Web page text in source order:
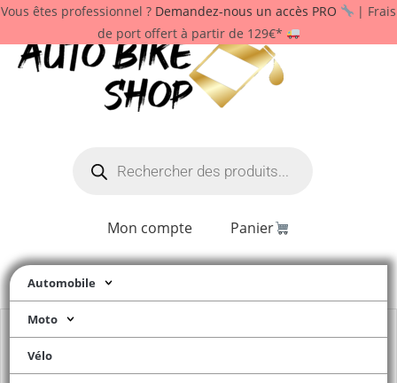
Vous êtes professionnel ? Demandez-nous un accès PRO
| Frais
de port offert à partir de 129€*
Mon compte Panier
Automobile
Moto
Vélo